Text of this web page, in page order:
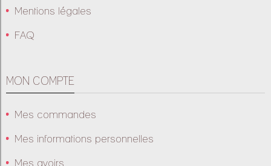
Mentions légales
FAQ
MON COMPTE
Mes commandes
Mes informations personnelles
Mes avoirs